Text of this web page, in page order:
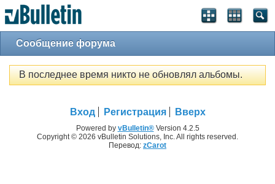
Сообщение форума
В последнее время никто не обновлял альбомы.
Вход Регистрация Вверх
Powered by vBulletin®Version 4.2.5
Copyright © 2026 vBulletin Solutions, Inc. All rights reserved.
Перевод: zCarot